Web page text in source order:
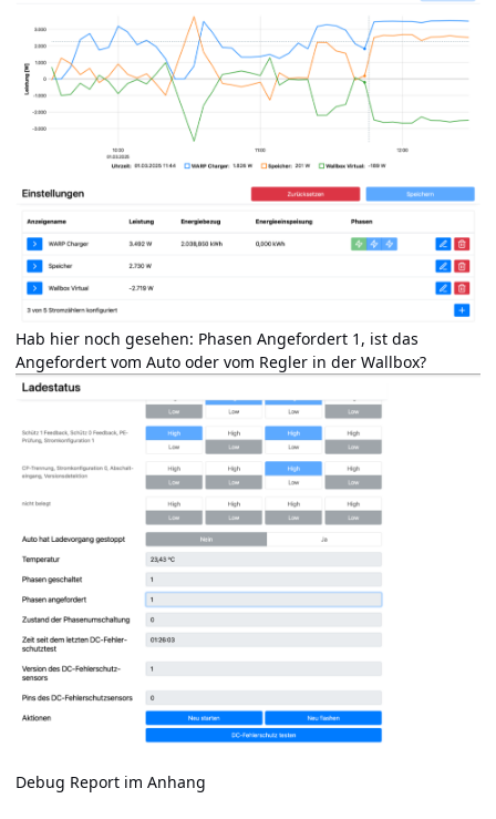
Hab hier noch gesehen: Phasen Angefordert 1, ist das
Angefordert vom Auto oder vom Regler in der Wallbox?
Debug Report im Anhang